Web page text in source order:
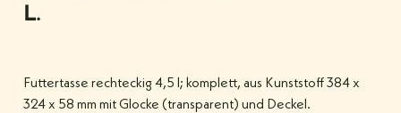
L.
Futtertasse rechteckig 4,5 l; komplett, aus Kunststoff 384 x
324 x 58 mm mit Glocke (transparent) und Deckel.